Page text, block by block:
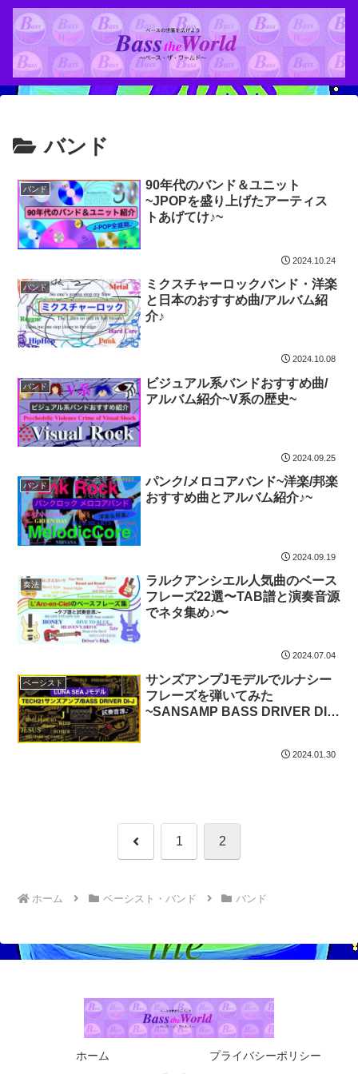
バンド
バンド
90年代のバンド＆ユニット
~JPOPを盛り上げたアーティス
トあげてけ♪~
2024.10.24
バンド
ミクスチャーロックバンド・洋楽
と日本のおすすめ曲/アルバム紹
介♪
2024.10.08
バンド
ビジュアル系バンドおすすめ曲/
アルバム紹介~V系の歴史~
2024.09.25
バンド
パンク/メロコアバンド~洋楽/邦楽
おすすめ曲とアルバム紹介♪~
2024.09.19
奏法
ラルクアンシエル人気曲のベース
フレーズ22選〜TAB譜と演奏音源
でネタ集め♪〜
2024.07.04
ベーシスト
サンズアンプJモデルでルナシー
フレーズを弾いてみた
~SANSAMP BASS DRIVER DI-
2024.01.30
前 1 2
ホーム ベーシスト・バンド バンド
ホーム
プライバシーポリシー